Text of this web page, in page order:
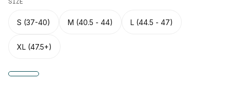
S (37-40) M (40.5 - 44) L (44.5 - 47)
XL (47.5+)